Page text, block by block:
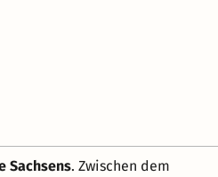
Sachsens. Zwischen dem